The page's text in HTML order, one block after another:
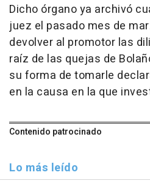
Dicho órgano ya archivó
juez el pasado mes de
devolver al promotor las
raíz de las quejas de
su forma de tomarle
en la causa en la que
Contenido patrocinado
Lo más leído